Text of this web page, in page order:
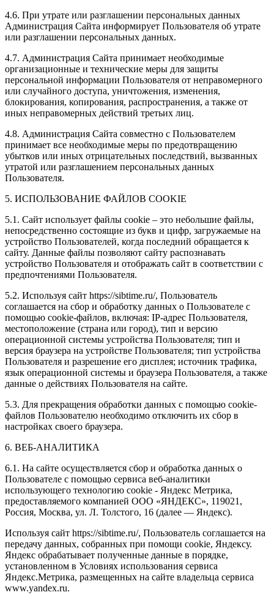
4.6. При утрате или разглашении персональных данных
Администрация Сайта информирует Пользователя об утрате
или разглашении персональных данных.
4.7. Администрация Сайта принимает необходимые
организационные и технические меры для защиты
персональной информации Пользователя от неправомерного
или случайного доступа, уничтожения, изменения,
блокирования, копирования, распространения, а также от
иных неправомерных действий третьих лиц.
4.8. Администрация Сайта совместно с Пользователем
принимает все необходимые меры по предотвращению
убытков или иных отрицательных последствий, вызванных
утратой или разглашением персональных данных
Пользователя.
5. ИСПОЛЬЗОВАНИЕ ФАЙЛОВ COOKIE
5.1. Сайт использует файлы cookie – это небольшие файлы,
непосредственно состоящие из букв и цифр, загружаемые на
устройство Пользователей, когда последний обращается к
сайту. Данные файлы позволяют сайту распознавать
устройство Пользователя и отображать сайт в соответствии с
предпочтениями Пользователя.
5.2. Используя сайт https://sibtime.ru/, Пользователь
соглашается на сбор и обработку данных о Пользователе с
помощью cookie-файлов, включая: IP-адрес Пользователя,
местоположение (страна или город), тип и версию
операционной системы устройства Пользователя; тип и
версия браузера на устройстве Пользователя; тип устройства
Пользователя и разрешение его дисплея; источник трафика,
язык операционной системы и браузера Пользователя, а также
данные о действиях Пользователя на сайте.
5.3. Для прекращения обработки данных с помощью cookie-
файлов Пользователю необходимо отключить их сбор в
настройках своего браузера.
6. ВЕБ-АНАЛИТИКА
6.1. На сайте осуществляется сбор и обработка данных о
Пользователе с помощью сервиса веб-аналитики
использующего технологию cookie - Яндекс Метрика,
предоставляемого компанией ООО «ЯНДЕКС», 119021,
Россия, Москва, ул. Л. Толстого, 16 (далее — Яндекс).
Используя сайт https://sibtime.ru/, Пользователь соглашается на
передачу данных, собранных при помощи cookie, Яндексу.
Яндекс обрабатывает полученные данные в порядке,
установленном в Условиях использования сервиса
Яндекс.Метрика, размещенных на сайте владельца сервиса
www.yandex.ru.